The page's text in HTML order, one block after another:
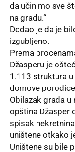
da učinimo sve
na gradu.“
Dodao je da je
izgubljeno.
Prema
Džasperu je
1.113 struktura u
domove
Obilazak grada u
opština Džasper
spisak
uništene otkako
Uništene su bile